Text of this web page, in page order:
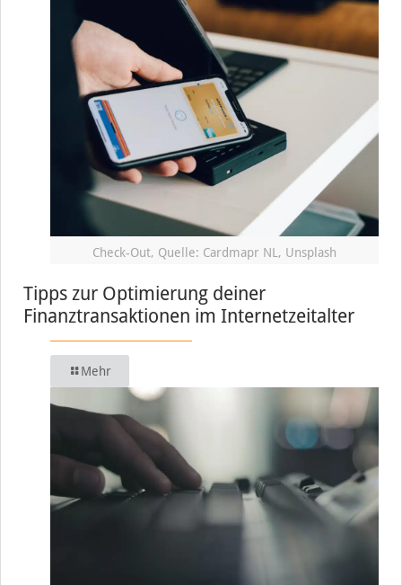
Check-Out, Quelle: Cardmapr NL, Unsplash
Tipps zur Optimierung deiner
Finanztransaktionen im Internetzeitalter
Mehr